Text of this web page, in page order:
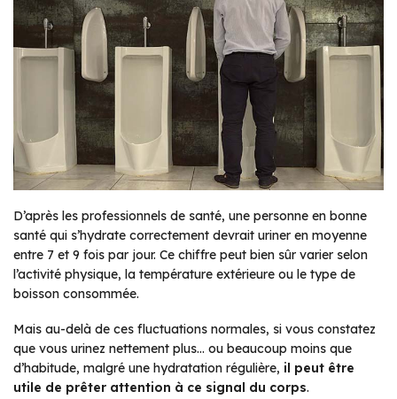
D’après les professionnels de santé, une personne en bonne
santé qui s’hydrate correctement devrait uriner en moyenne
entre 7 et 9 fois par jour. Ce chiffre peut bien sûr varier selon
l’activité physique, la température extérieure ou le type de
boisson consommée.
Mais au-delà de ces fluctuations normales, si vous constatez
que vous urinez nettement plus… ou beaucoup moins que
d’habitude, malgré une hydratation régulière, il peut être
utile de prêter attention à ce signal du corps.